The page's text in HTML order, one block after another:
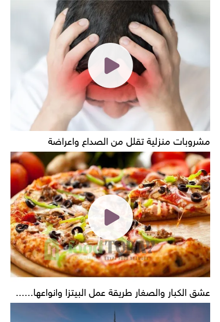
مشروبات منزلية تقلل من الصداع واعراضة
عشق الكبار والصغار طريقة عمل البيتزا وانواعها......